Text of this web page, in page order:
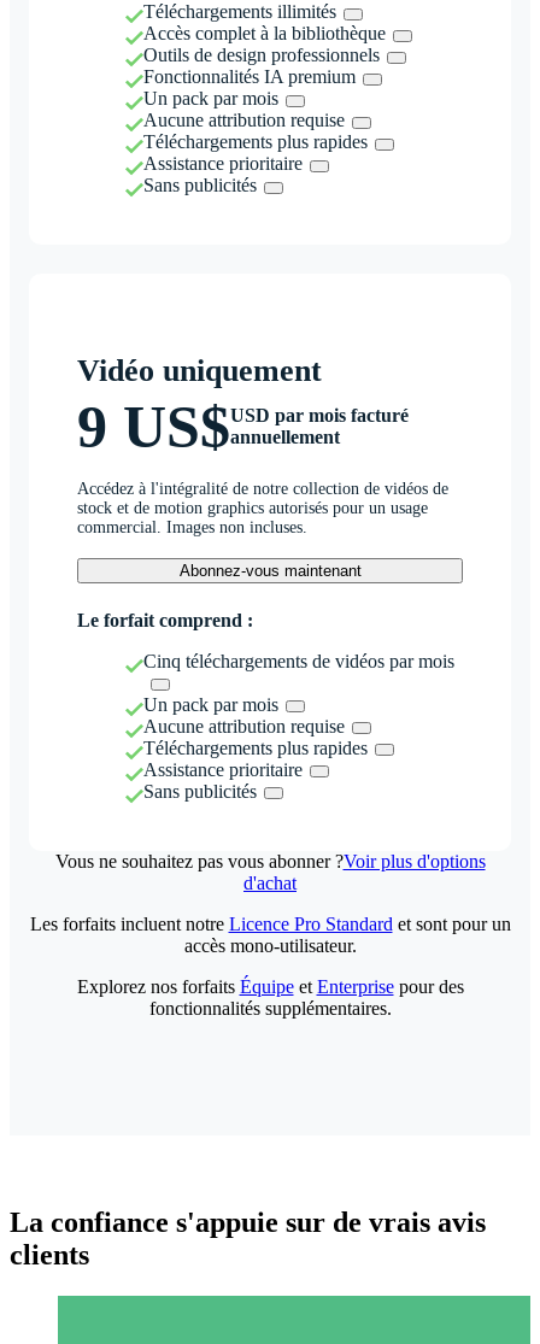
Téléchargements illimités
Accès complet à la bibliothèque
Outils de design professionnels
Fonctionnalités IA premium
Un pack par mois
Aucune attribution requise
Téléchargements plus rapides
Assistance prioritaire
Sans publicités
Vidéo uniquement
9 US$USD par mois facturé
annuellement
Accédez à l'intégralité de notre collection de vidéos de
stock et de motion graphics autorisés pour un usage
commercial. Images non incluses.
Abonnez-vous maintenant
Le forfait comprend :
Cinq téléchargements de vidéos par mois
Un pack par mois
Aucune attribution requise
Téléchargements plus rapides
Assistance prioritaire
Sans publicités
Vous ne souhaitez pas vous abonner ?Voir plus d'options
d'achat
Les forfaits incluent notre Licence Pro Standard et sont pour un
accès mono-utilisateur.
Explorez nos forfaits Équipeet Enterprisepour des
fonctionnalités supplémentaires.
La confiance s'appuie sur de vrais avis
clients